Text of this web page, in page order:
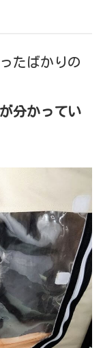
たばかりの
分かってい